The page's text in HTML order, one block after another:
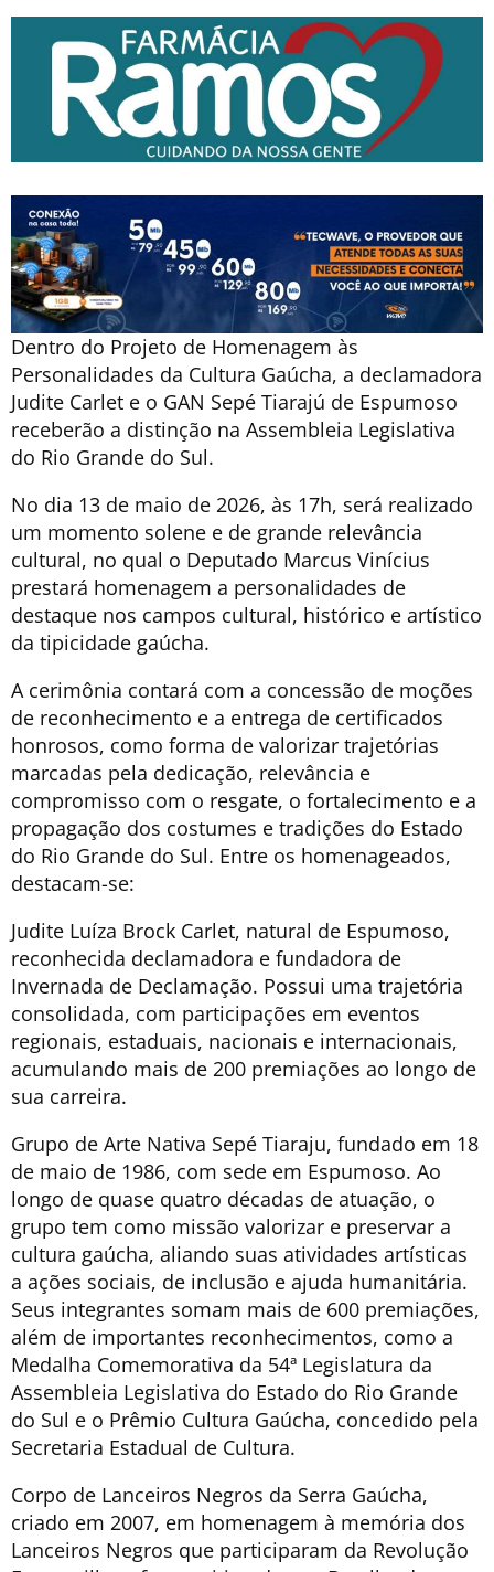
Dentro do Projeto de Homenagem às
Personalidades da Cultura Gaúcha, a declamadora
Judite Carlet e o GAN Sepé Tiarajú de Espumoso
receberão a distinção na Assembleia Legislativa
do Rio Grande do Sul.
No dia 13 de maio de 2026, às 17h, será realizado
um momento solene e de grande relevância
cultural, no qual o Deputado Marcus Vinícius
prestará homenagem a personalidades de
destaque nos campos cultural, histórico e artístico
da tipicidade gaúcha.
A cerimônia contará com a concessão de moções
de reconhecimento e a entrega de certificados
honrosos, como forma de valorizar trajetórias
marcadas pela dedicação, relevância e
compromisso com o resgate, o fortalecimento e a
propagação dos costumes e tradições do Estado
do Rio Grande do Sul. Entre os homenageados,
destacam-se:
Judite Luíza Brock Carlet, natural de Espumoso,
reconhecida declamadora e fundadora de
Invernada de Declamação. Possui uma trajetória
consolidada, com participações em eventos
regionais, estaduais, nacionais e internacionais,
acumulando mais de 200 premiações ao longo de
sua carreira.
Grupo de Arte Nativa Sepé Tiaraju, fundado em 18
de maio de 1986, com sede em Espumoso. Ao
longo de quase quatro décadas de atuação, o
grupo tem como missão valorizar e preservar a
cultura gaúcha, aliando suas atividades artísticas
a ações sociais, de inclusão e ajuda humanitária.
Seus integrantes somam mais de 600 premiações,
além de importantes reconhecimentos, como a
Medalha Comemorativa da 54ª Legislatura da
Assembleia Legislativa do Estado do Rio Grande
do Sul e o Prêmio Cultura Gaúcha, concedido pela
Secretaria Estadual de Cultura.
Corpo de Lanceiros Negros da Serra Gaúcha,
criado em 2007, em homenagem à memória dos
Lanceiros Negros que participaram da Revolução